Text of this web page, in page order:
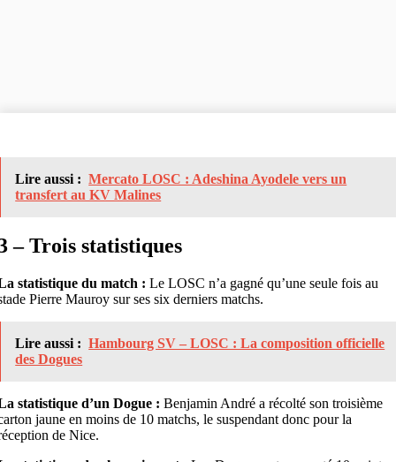
Lire aussi : Mercato LOSC : Adeshina Ayodele vers un
transfert au KV Malines
– Trois statistiques
statistique du match :Le LOSC n’a gagné qu’une seule fois au
Pierre Mauroy sur ses six derniers matchs.
Lire aussi : Hambourg SV – LOSC : La composition officielle
des Dogues
statistique d’un Dogue :Benjamin André a récolté son troisième
jaune en moins de 10 matchs, le suspendant donc pour la
de Nice.